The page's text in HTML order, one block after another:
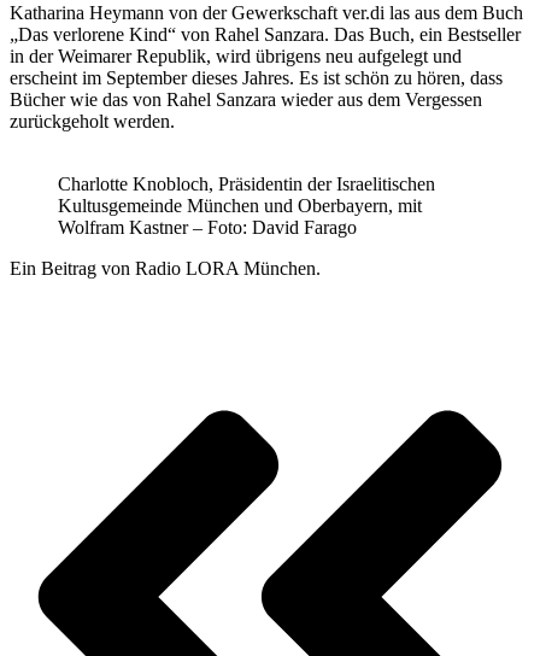
Katharina Heymann von der Gewerkschaft ver.di las aus dem Buch
„Das verlorene Kind“ von Rahel Sanzara. Das Buch, ein Bestseller
in der Weimarer Republik, wird übrigens neu aufgelegt und
erscheint im September dieses Jahres. Es ist schön zu hören, dass
Bücher wie das von Rahel Sanzara wieder aus dem Vergessen
zurückgeholt werden.
Charlotte Knobloch, Präsidentin der Israelitischen
Kultusgemeinde München und Oberbayern, mit
Wolfram Kastner – Foto: David Farago
Ein Beitrag von Radio LORA München.